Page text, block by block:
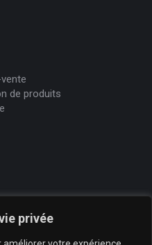
privée
de produits